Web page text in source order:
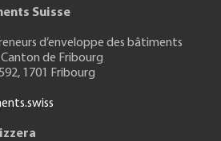
Suisse
d’enveloppe des bâtiments
de Fribourg
1701 Fribourg